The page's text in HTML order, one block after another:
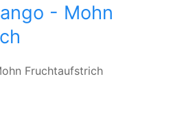
- Mohn
Fruchtaufstrich